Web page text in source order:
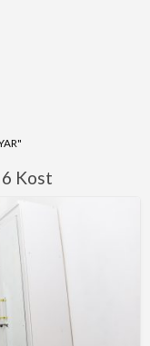
Kost